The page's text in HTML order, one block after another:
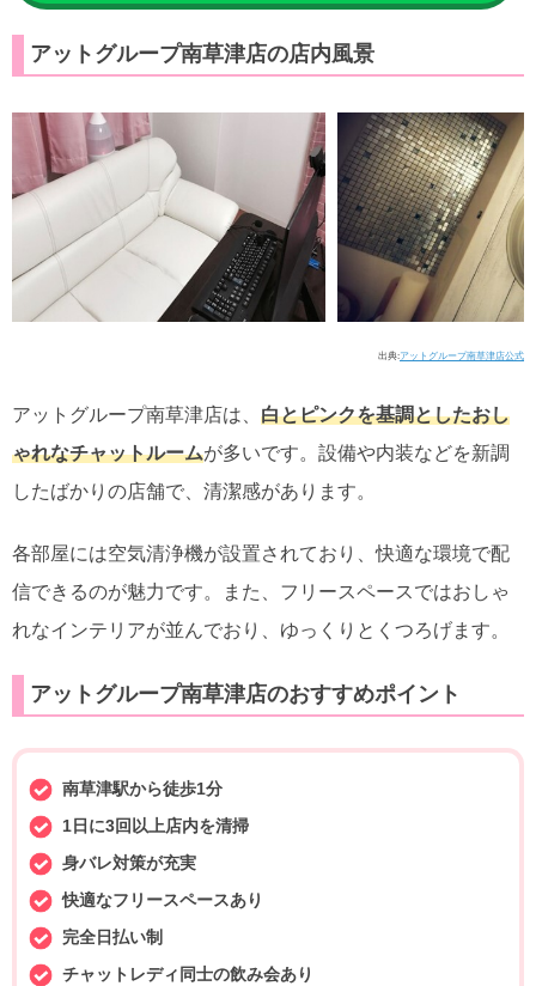
アットグループ南草津店の店内風景
出典:アットグループ南草津店公式
アットグループ南草津店は、 白とピンクを基調としたおし
ゃれなチャットルームが多いです。設備や内装などを新調
したばかりの店舗で、清潔感があります。
各部屋には空気清浄機が設置されており、快適な環境で配
信できるのが魅力です。また、フリースペースではおしゃ
れなインテリアが並んでおり、ゆっくりとくつろげます。
アットグループ南草津店のおすすめポイント
南草津駅から徒歩1分
1日に3回以上店内を清掃
身バレ対策が充実
快適なフリースペースあり
完全日払い制
チャットレディ同士の飲み会あり